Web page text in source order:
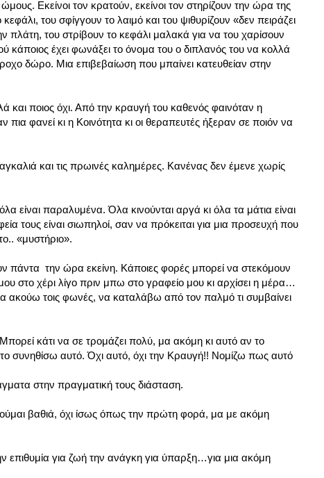
Εκείνοι τον κρατούν, εκείνοι τον στηρίζουν την ώρα της
του σφίγγουν το λαιμό και του ψιθυρίζουν «δεν πειράζει
πλάτη, του στρίβουν το κεφάλι μαλακά για να του χαρίσουν
έχει φωνάξει το όνομα του ο διπλανός του να κολλά
δώρο. Μια επιβεβαίωση που μπαίνει κατευθείαν στην
και ποιος όχι. Από την κραυγή του καθενός φαινόταν η
φανεί κι η Κοινότητα κι οι θεραπευτές ήξεραν σε ποιόν να
και τις πρωινές καλημέρες. Κανένας δεν έμενε χωρίς
είναι παραλυμένα. Όλα κινούνται αργά κι όλα τα μάτια είναι
τους είναι σιωπηλοί, σαν να πρόκειται για μια προσευχή που
«μυστήριο».
την ώρα εκείνη. Κάποιες φορές μπορεί να στεκόμουν
στο χέρι λίγο πριν μπω στο γραφείο μου κι αρχίσει η μέρα…
τοις φωνές, να καταλάβω από τον παλμό τι συμβαίνει
κάτι να σε τρομάζει πολύ, μα ακόμη κι αυτό αν το
συνηθίσω αυτό. Όχι αυτό, όχι την Κραυγή!! Νομίζω πως αυτό
στην πραγματική τους διάσταση.
βαθιά, όχι ίσως όπως την πρώτη φορά, μα με ακόμη
για ζωή την ανάγκη για ύπαρξη…για μια ακόμη